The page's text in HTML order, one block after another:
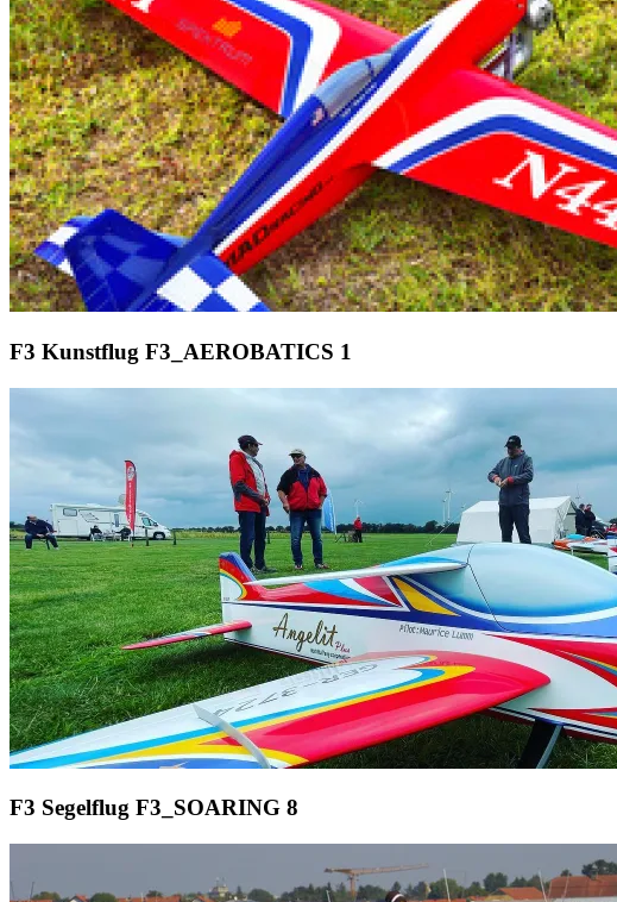
F3 Kunstflug F3_AEROBATICS 1
F3 Segelflug F3_SOARING 8